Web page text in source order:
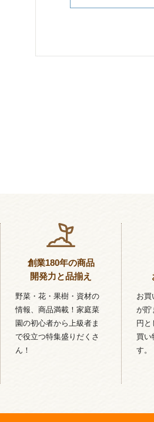
創業180年の商品
開発力と品揃え
野菜・花・果樹・資材の
情報、商品満載！家庭菜
園の初心者から上級者ま
で役立つ特集盛りだくさ
ん！
お買
が貯
円
買い
す。